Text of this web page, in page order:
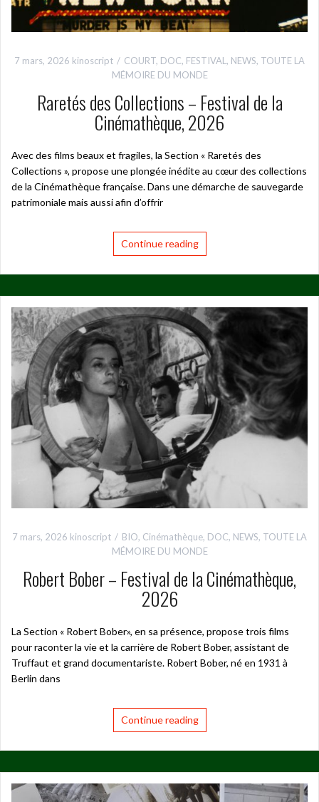
7 mars, 2026 kinoscript COURT, DOC, FESTIVAL , NEWS, TOUTE LA
MÉMOIRE DU MONDE
Raretés des Collections – Festival de la
Cinémathèque, 2026
Avec des films beaux et fragiles, la Section « Raretés des
Collections », propose une plongée inédite au cœur des collections
de la Cinémathèque française. Dans une démarche de sauvegarde
patrimoniale mais aussi afin d’offrir
Continue reading
7 mars, 2026 kinoscript BIO, Cinémathèque, DOC, NEWS, TOUTE LA
MÉMOIRE DU MONDE
Robert Bober – Festival de la Cinémathèque,
2026
La Section « Robert Bober», en sa présence, propose trois films
pour raconter la vie et la carrière de Robert Bober, assistant de
Truffaut et grand documentariste. Robert Bober, né en 1931 à
Berlin dans
Continue reading